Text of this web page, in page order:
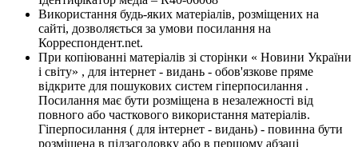
Використання будь-яких матеріалів, розміщених на
сайті, дозволяється за умови посилання на
Корреспондент.net.
При копіюванні матеріалів зі сторінки « Новини України
і світу» , для інтернет - видань - обов'язкове пряме
відкрите для пошукових систем гіперпосилання .
Посилання має бути розміщена в незалежності від
повного або часткового використання матеріалів.
Гіперпосилання ( для інтернет - видань) - повинна бути
розміщена в підзаголовку або в першому абзаці